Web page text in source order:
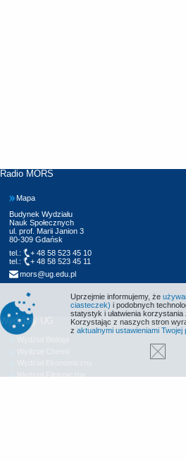
Radio MORS
Mapa
Budynek Wydziału
Nauk Społecznych
ul. prof. Marii Janion 3
80-309 Gdańsk
tel.:
+ 48 58 523 45 10
tel.:
+ 48 58 523 45 11
mors@ug.edu.pl
Wydziały UG
Uprzejmie informujemy, że
ciasteczek) i podobnych
statystyk i ułatwienia
Korzystając z naszych stron
z aktualnymi ustawieniami Twojej